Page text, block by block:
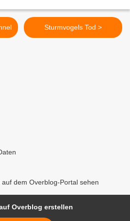
Sturmvogels Tod >
dem Overblog-Portal sehen
Overblog erstellen